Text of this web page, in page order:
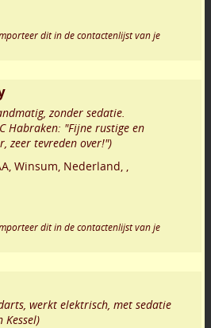
dit in de contactenlijst van je
zonder sedatie.
Habraken: "Fijne rustige en
zeer tevreden over!")
Winsum Nederland,
dit in de contactenlijst van je
werkt elektrisch, met sedatie
Kessel)